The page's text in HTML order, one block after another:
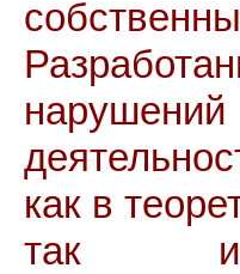
как в
так